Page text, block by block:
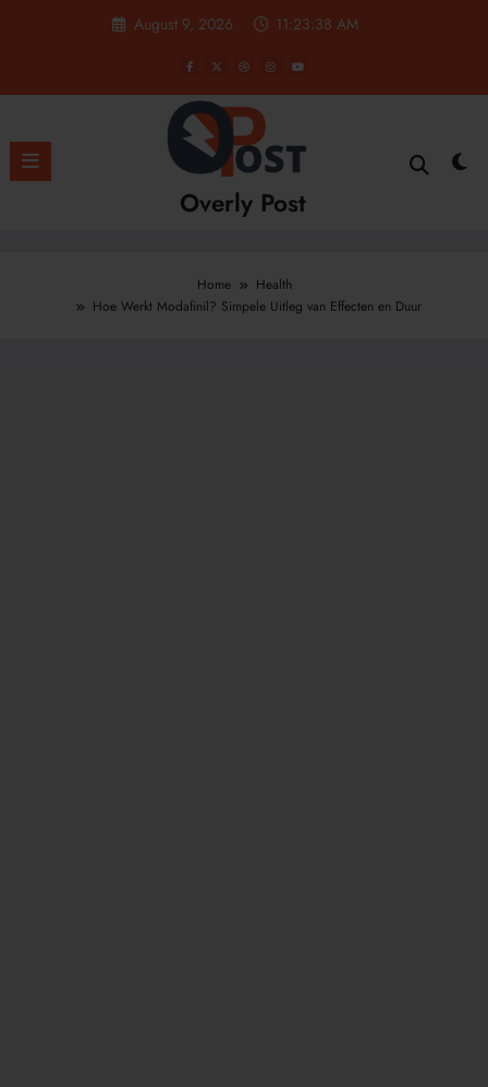
August 9, 2026 11:23:39 AM
Overly Post
Home
Health
Hoe Werkt Modafinil? Simpele Uitleg van Effecten en Duur